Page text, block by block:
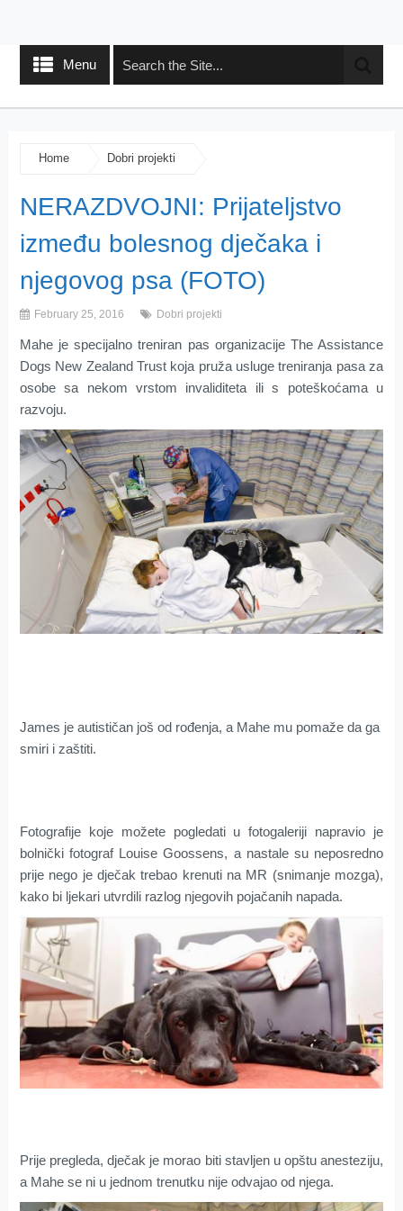
Menu
Home Dobri projekti
NERAZDVOJNI: Prijateljstvo
između bolesnog dječaka i
njegovog psa (FOTO)
February 25, 2016 Dobri projekti
Mahe je specijalno treniran pas organizacije The Assistance
Dogs New Zealand Trust koja pruža usluge treniranja pasa za
osobe sa nekom vrstom invaliditeta ili s poteškoćama u
razvoju.
James je autističan još od rođenja, a Mahe mu pomaže da ga
smiri i zaštiti.
Fotografije koje možete pogledati u fotogaleriji napravio je
bolnički fotograf Louise Goossens, a nastale su neposredno
prije nego je dječak trebao krenuti na MR (snimanje mozga),
kako bi ljekari utvrdili razlog njegovih pojačanih napada.
Prije pregleda, dječak je morao biti stavljen u opštu anesteziju,
a Mahe se ni u jednom trenutku nije odvajao od njega.